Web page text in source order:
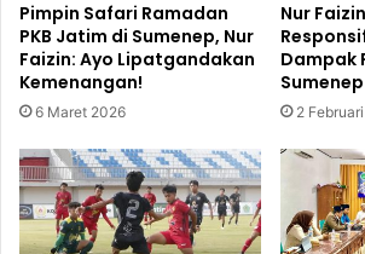
Pimpin Safari Ramadan
PKB Jatim di Sumenep, Nur
Faizin: Ayo Lipatgandakan
Kemenangan!
6 Maret 2026
Nur
Dampak
Sumenep
2